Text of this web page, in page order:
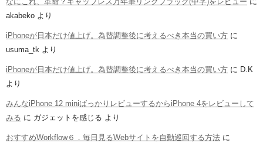
akabeko より
iPhoneが日本だけ値上げ。為替調整後に考えるべき本当の買い方 に
usuma_tk より
iPhoneが日本だけ値上げ。為替調整後に考えるべき本当の買い方 に D.K
より
みんなiPhone 12 miniばっかりレビューするからiPhone 4をレビューして
みる に ガジェットを感じる より
おすすめWorkflow６．毎日見るWebサイトを自動巡回する方法 に